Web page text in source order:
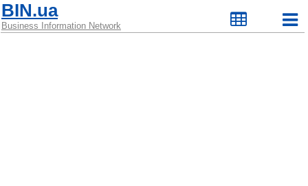
BIN.ua
Business Information Network